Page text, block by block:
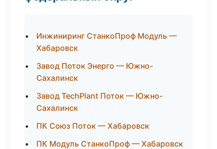
Инжиниринг СтанкоПроф Модуль —
Хабаровск
Завод Поток Энерго — Южно-
Сахалинск
Завод TechPlant Поток — Южно-
Сахалинск
ПК Союз Поток — Хабаровск
ПК Модуль СтанкоПроф — Хабаровск